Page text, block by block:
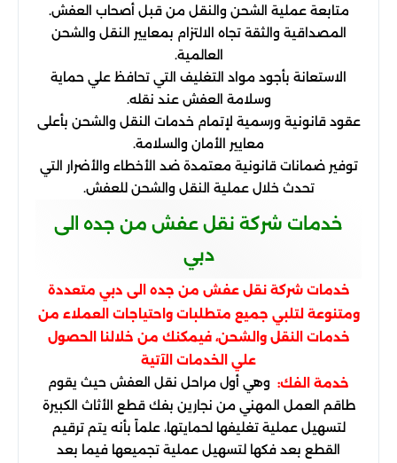
متابعة عملية الشحن والنقل من قبل أصحاب العفش.
المصداقية والثقة تجاه الالتزام بمعايير النقل والشحن
العالمية.
الاستعانة بأجود مواد التغليف التي تحافظ علي حماية
وسلامة العفش عند نقله.
عقود قانونية ورسمية لإتمام خدمات النقل والشحن بأعلى
معايير الأمان والسلامة.
توفير ضمانات قانونية معتمدة ضد الأخطاء والأضرار التي
تحدث خلال عملية النقل والشحن للعفش.
خدمات شركة نقل عفش من جده الى
دبي
خدمات شركة نقل عفش من جده الى دبي متعددة
ومتنوعة لتلبي جميع متطلبات واحتياجات العملاء من
خدمات النقل والشحن، فيمكنك من خلالنا الحصول
علي الخدمات الآتية
خدمة الفك: وهي أول مراحل نقل العفش حيث يقوم
طاقم العمل المهني من نجارين بفك قطع الأثاث الكبيرة
لتسهيل عملية تغليفها لحمايتها، علماً بأنه يتم ترقيم
القطع بعد فكها لتسهيل عملية تجميعها فيما بعد